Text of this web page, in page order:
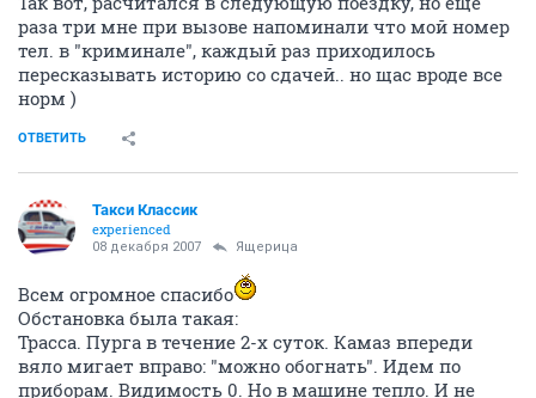
раза три мне при вызове напоминали что мой номер
тел. в "криминале", каждый раз приходилось
пересказывать историю со сдачей.. но щас вроде все
норм )
ОТВЕТИТЬ
Такси Классик
experienced
08 декабря 2007 Ящерица
Всем огромное спасибо
Обстановка была такая:
Трасса. Пурга в течение 2-х суток. Камаз впереди
вяло мигает вправо: "можно обогнать". Идем по
приборам. Видимость 0. Но в машине тепло. И не